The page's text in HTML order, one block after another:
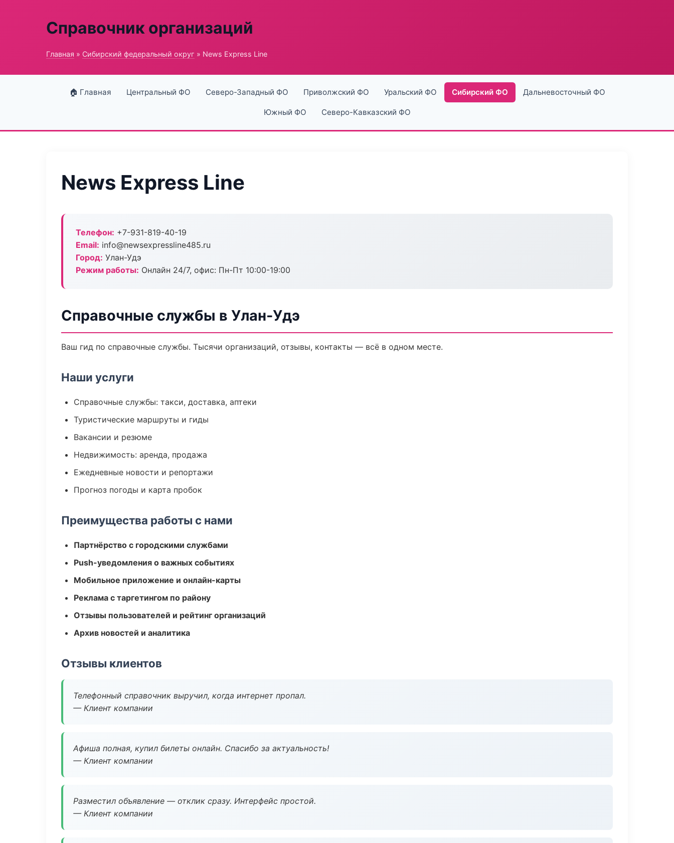
Справочник организаций
Главная » Сибирский федеральный округ » News Express Line
🏠 Главная Центральный ФО Северо-Западный ФО Приволжский ФО Уральский ФО Сибирский ФО Дальневосточный ФО
Южный ФО Северо-Кавказский ФО
News Express Line
Телефон: +7-931-819-40-19
Email: info@newsexpressline485.ru
Город: Улан-Удэ
Режим работы: Онлайн 24/7, офис: Пн-Пт 10:00-19:00
Справочные службы в Улан-Удэ
Ваш гид по справочные службы. Тысячи организаций, отзывы, контакты — всё в одном месте.
Наши услуги
Справочные службы: такси, доставка, аптеки
Туристические маршруты и гиды
Вакансии и резюме
Недвижимость: аренда, продажа
Ежедневные новости и репортажи
Прогноз погоды и карта пробок
Преимущества работы с нами
Партнёрство с городскими службами
Push-уведомления о важных событиях
Мобильное приложение и онлайн-карты
Реклама с таргетингом по району
Отзывы пользователей и рейтинг организаций
Архив новостей и аналитика
Отзывы клиентов
Телефонный справочник выручил, когда интернет пропал.
— Клиент компании
Афиша полная, купил билеты онлайн. Спасибо за актуальность!
— Клиент компании
Разместил объявление — отклик сразу. Интерфейс простой.
— Клиент компании